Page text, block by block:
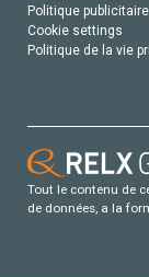
Politique publicitaire
Cookie settings
Politique de la vie
Tout le contenu de
de données, a la